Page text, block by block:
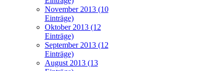
November 2013 (10
Einträge)
Oktober 2013 (12
Einträge)
September 2013 (12
Einträge)
August 2013 (13